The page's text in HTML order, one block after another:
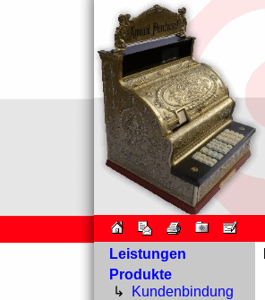
Leistungen
Produkte
↳
Kundenbindung